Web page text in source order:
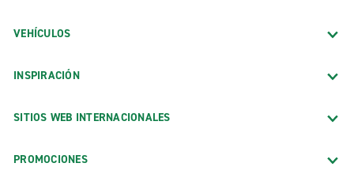
VEHÍCULOS
INSPIRACIÓN
SITIOS WEB INTERNACIONALES
PROMOCIONES